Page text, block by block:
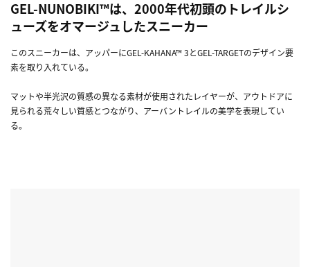
GEL-NUNOBIKI™は、2000年代初頭のトレイルシ
ューズをオマージュしたスニーカー
このスニーカーは、アッパーにGEL-KAHANA™ 3とGEL-TARGETのデザイン要
素を取り入れている。
マットや半光沢の質感の異なる素材が使用されたレイヤーが、アウトドアに
見られる荒々しい質感とつながり、アーバントレイルの美学を表現してい
る。